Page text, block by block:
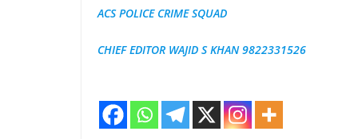
ACS POLICE CRIME SQUAD
CHIEF EDITOR WAJID S KHAN 9822331526